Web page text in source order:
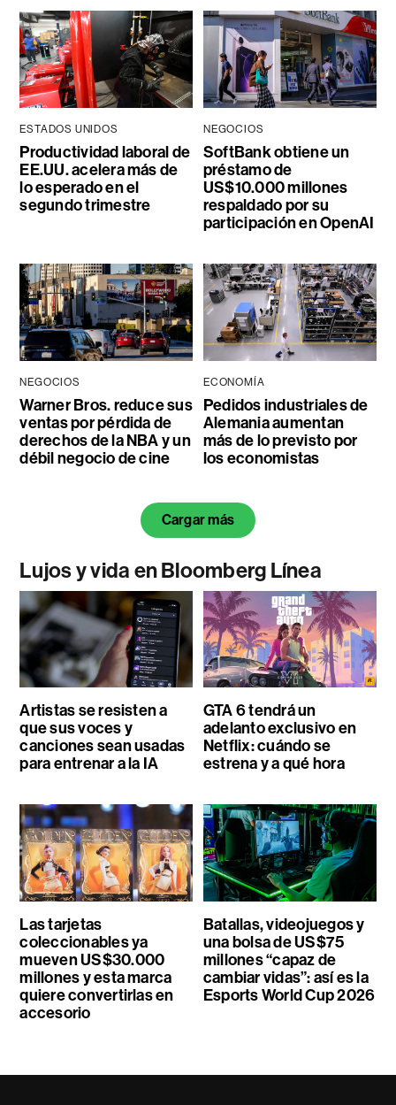
ESTADOS UNIDOS
Productividad laboral de
EE.UU. acelera más de
lo esperado en el
segundo trimestre
NEGOCIOS
SoftBank obtiene un
préstamo de
US$10.000 millones
respaldado por su
participación en OpenAI
NEGOCIOS
Warner Bros. reduce sus
ventas por pérdida de
derechos de la NBA y un
débil negocio de cine
ECONOMÍA
Pedidos industriales de
Alemania aumentan
más de lo previsto por
los economistas
Cargar más
Lujos y vida en Bloomberg Línea
Artistas se resisten a
que sus voces y
canciones sean usadas
para entrenar a la IA
GTA 6 tendrá un
adelanto exclusivo en
Netflix: cuándo se
estrena y a qué hora
Las tarjetas
coleccionables ya
mueven US$30.000
millones y esta marca
quiere convertirlas en
accesorio
Batallas, videojuegos y
una bolsa de US$75
millones “capaz de
cambiar vidas”: así es la
Esports World Cup 2026